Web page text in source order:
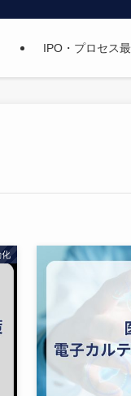
IPO・プロセス
化